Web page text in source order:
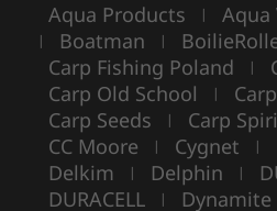
Aqua Products | Aqua
| Boatman |
Carp Fishing Poland |
Carp Old School |
Carp Seeds | Carp
CC Moore | Cygnet |
Delkim | Delphin |
DURACELL | Dynamite